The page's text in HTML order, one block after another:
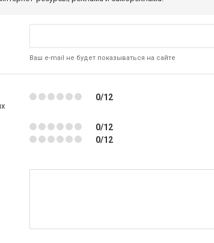
Ваш e-mail не будет показываться на сайте
0/12
0/12
0/12